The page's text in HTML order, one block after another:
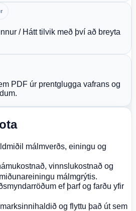
/ Hátt tilvik með því að breyta
PDF úr prentglugga vafrans og
málmverðs, einingu og
vinnslukostnað og
málmgrýtis.
ef þarf og farðu yfir
og flyttu það út sem